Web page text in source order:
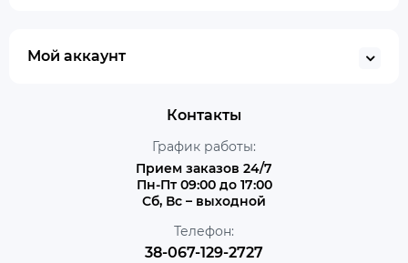
Мой аккаунт
Контакты
График работы:
Прием заказов 24/7
Пн-Пт 09:00 до 17:00
Сб, Вс – выходной
Телефон:
38-067-129-2727